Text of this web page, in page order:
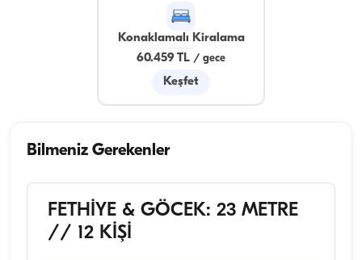
Konaklamalı Kiralama
60.459 TL / gece
Keşfet
Bilmeniz Gerekenler
FETHİYE & GÖCEK: 23 METRE
// 12 KİŞİ